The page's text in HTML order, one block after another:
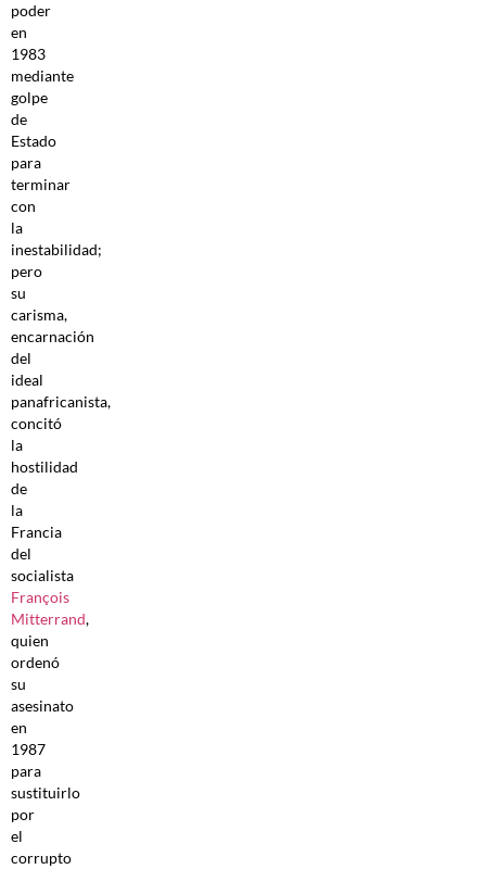
poder
en
1983
mediante
golpe
de
Estado
para
terminar
con
la
inestabilidad;
pero
su
carisma,
encarnación
del
ideal
panafricanista,
concitó
la
hostilidad
de
la
Francia
del
socialista
François
Mitterrand,
quien
ordenó
su
asesinato
en
1987
para
sustituirlo
por
el
corrupto